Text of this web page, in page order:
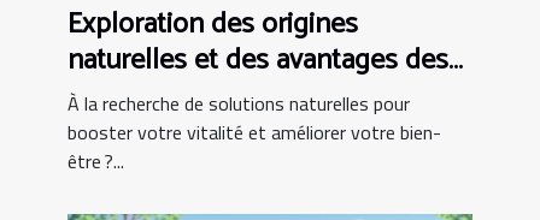
Exploration des origines
naturelles et des avantages des
capsules de Shilajit
À la recherche de solutions naturelles pour
booster votre vitalité et améliorer votre bien-
être ?...